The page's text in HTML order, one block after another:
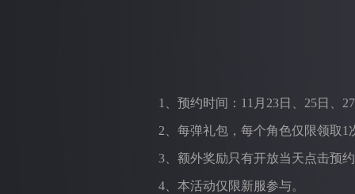
1、预约时间：11月23日、25日、
2、每弹礼包，每个角色仅限领取1
3、额外奖励只有开放当天点击预
4、本活动仅限新服参与。